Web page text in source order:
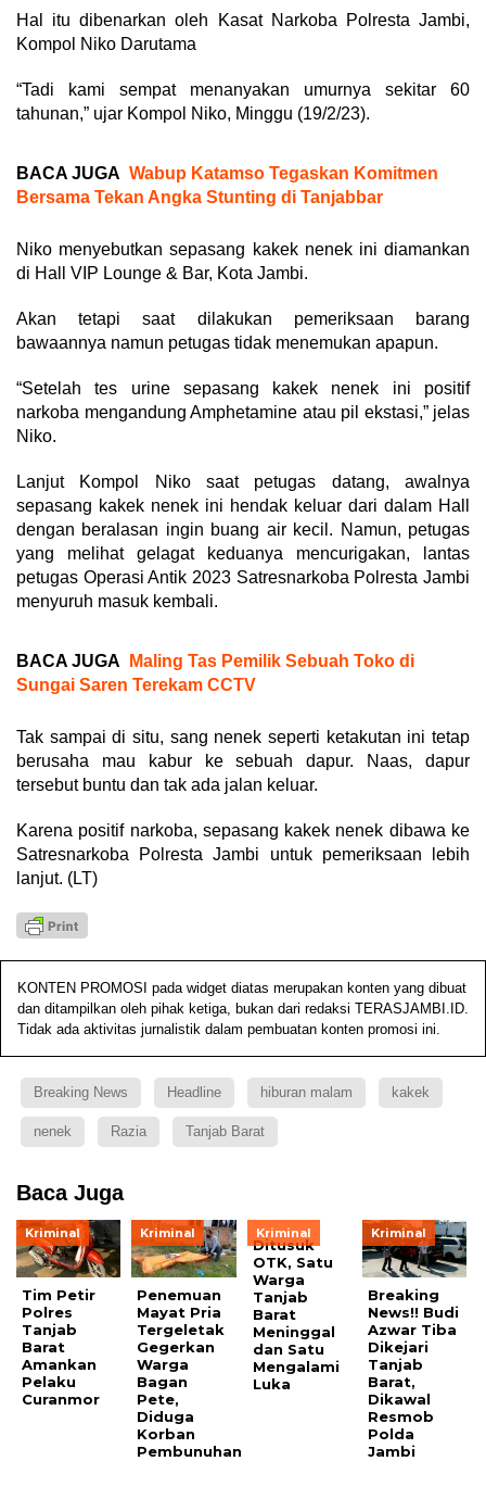
Hal itu dibenarkan oleh Kasat Narkoba Polresta Jambi,
Kompol Niko Darutama
“Tadi kami sempat menanyakan umurnya sekitar 60
tahunan,” ujar Kompol Niko, Minggu (19/2/23).
BACA JUGA Wabup Katamso Tegaskan Komitmen
Bersama Tekan Angka Stunting di Tanjabbar
Niko menyebutkan sepasang kakek nenek ini diamankan
di Hall VIP Lounge & Bar, Kota Jambi.
Akan tetapi saat dilakukan pemeriksaan barang
bawaannya namun petugas tidak menemukan apapun.
“Setelah tes urine sepasang kakek nenek ini positif
narkoba mengandung Amphetamine atau pil ekstasi,” jelas
Niko.
Lanjut Kompol Niko saat petugas datang, awalnya
sepasang kakek nenek ini hendak keluar dari dalam Hall
dengan beralasan ingin buang air kecil. Namun, petugas
yang melihat gelagat keduanya mencurigakan, lantas
petugas Operasi Antik 2023 Satresnarkoba Polresta Jambi
menyuruh masuk kembali.
BACA JUGA
Maling Tas Pemilik Sebuah Toko di
Sungai Saren Terekam CCTV
Tak sampai di situ, sang nenek seperti ketakutan ini tetap
berusaha mau kabur ke sebuah dapur. Naas, dapur
tersebut buntu dan tak ada jalan keluar.
Karena positif narkoba, sepasang kakek nenek dibawa ke
Satresnarkoba Polresta Jambi untuk pemeriksaan lebih
lanjut. (LT)
KONTEN PROMOSI pada widget diatas merupakan konten yang dibuat
dan ditampilkan oleh pihak ketiga, bukan dari redaksi TERASJAMBI.ID.
Tidak ada aktivitas jurnalistik dalam pembuatan konten promosi ini.
Breaking News Headline hiburan malam kakek
nenek Razia Tanjab Barat
Baca Juga
Kriminal
Tim Petir
Polres
Tanjab
Barat
Amankan
Pelaku
Curanmor
Kriminal
Penemuan
Mayat Pria
Tergeletak
Gegerkan
Warga
Bagan
Pete,
Diduga
Korban
Pembunuhan
Kriminal
Ditusuk
OTK, Satu
Warga
Tanjab
Barat
Meninggal
dan Satu
Mengalami
Luka
Kriminal
Breaking
News!! Budi
Azwar Tiba
Dikejari
Tanjab
Barat,
Dikawal
Resmob
Polda
Jambi